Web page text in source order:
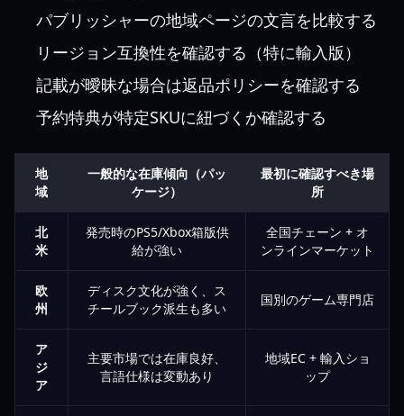
パブリッシャーの地域ページの文言を比較する
リージョン互換性を確認する（特に輸入版）
記載が曖昧な場合は返品ポリシーを確認する
予約特典が特定SKUに紐づくか確認する
地
域
一般的な在庫傾向（パッ
ケージ）
最初に確認すべき場
所
北
米
発売時のPS5/Xbox箱版供
給が強い
全国チェーン + オ
ンラインマーケット
欧
州
ディスク文化が強く、ス
チールブック派生も多い
国別のゲーム専門店
ア
ジ
ア
主要市場では在庫良好、
言語仕様は変動あり
地域EC + 輸入ショ
ップ